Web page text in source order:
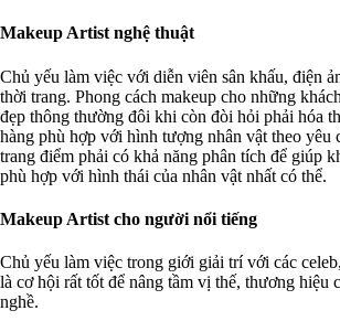
Makeup Artist nghệ thuật
Chủ yếu làm việc với diễn viên sân khấu, điện
thời trang. Phong cách makeup cho những
đẹp thông thường đôi khi còn đòi hỏi phải hóa
hàng phù hợp với hình tượng nhân vật theo yêu
trang điểm phải có khả năng phân tích để giúp
phù hợp với hình thái của nhân vật nhất có thể.
Makeup Artist cho người nổi tiếng
Chủ yếu làm việc trong giới giải trí với các
là cơ hội rất tốt để nâng tầm vị thế, thương hiệu
nghề.